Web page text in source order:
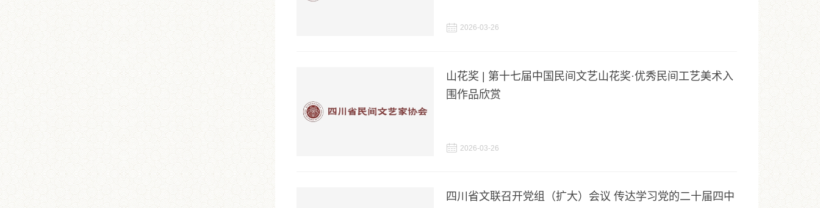
 2026-03-26
山花奖 | 第十七届中国民间文艺山花奖·优秀民间工艺美术入
围作品欣赏
 2026-03-26
四川省文联召开党组（扩大）会议 传达学习党的二十届四中